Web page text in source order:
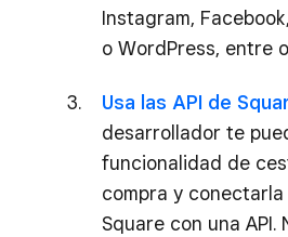
Instagram,
o WordPress, entre
Usa las API de
desarrollador te
funcionalidad de
compra y
Square con una API.